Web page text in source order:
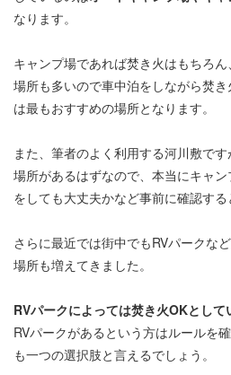
なります。
キャンプ場であれば焚き火はもちろ
場所も多いので車中泊をしながら焚
は最もおすすめの場所となります。
また、筆者のよく利用する河川敷で
場所があるはずなので、本当にキャ
をしても大丈夫かなど事前に確認する
さらに最近では街中でもRVパークな
場所も増えてきました。
RVパークによっては焚き火OKとして
RVパークがあるという方はルールを
も一つの選択肢と言えるでしょう。